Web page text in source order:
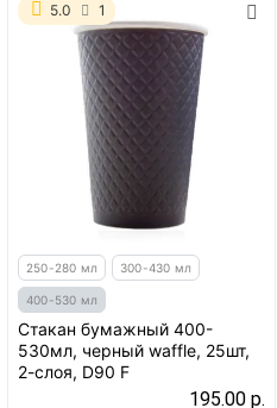
5.0 1
250-280 мл 300-430 мл
400-530 мл
Стакан бумажный 400-
530мл, черный waffle, 25шт,
2-слоя, D90 F
195.00 р.